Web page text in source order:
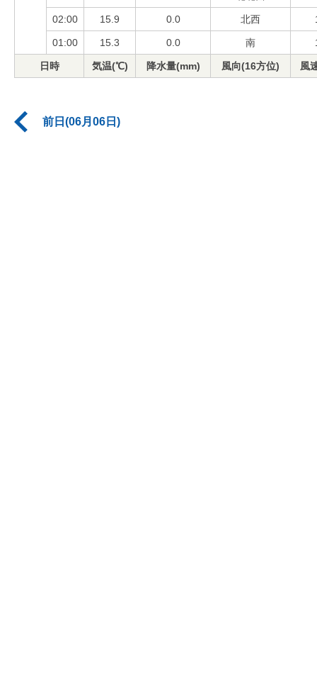
02:00 15.9 0.0 北西
01:00 15.3 0.0 南
日時 気温(℃) 降水量(mm) 風向(16方位) 風
前日(06月06日)